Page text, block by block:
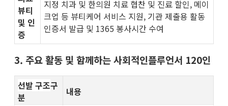
뷰티
및 인
증
지정 치과 및 한의원 치료 협찬 및 진료 할인, 메이
크업 등 뷰티케어 서비스 지원, 기관 제출용 활동
인증서 발급 및 1365 봉사시간 수여
3. 주요 활동 및 함께하는 사회적인플루언서 120인
선발 구조구
분
내용